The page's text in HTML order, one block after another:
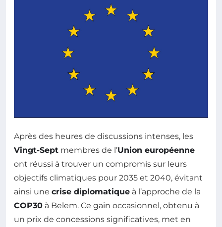
Après des heures de discussions intenses, les
Vingt-Sept membres de l’Union européenne
ont réussi à trouver un compromis sur leurs
objectifs climatiques pour 2035 et 2040, évitant
ainsi une crise diplomatique à l’approche de la
COP30 à Belem. Ce gain occasionnel, obtenu à
un prix de concessions significatives, met en